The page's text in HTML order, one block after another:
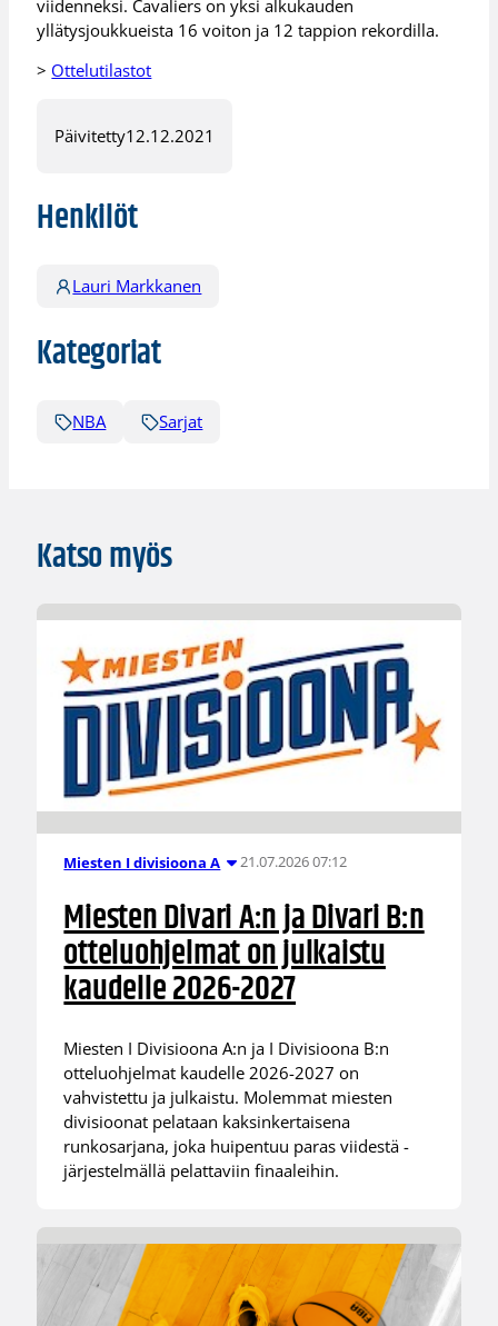
viidenneksi. Cavaliers on yksi alkukauden
yllätysjoukkueista 16 voiton ja 12 tappion rekordilla.
> Ottelutilastot
Päivitetty12.12.2021
Henkilöt
Lauri Markkanen
Kategoriat
NBA Sarjat
Katso myös
Miesten I divisioona A 21.07.2026 07:12
Miesten Divari A:n ja Divari B:n
otteluohjelmat on julkaistu
kaudelle 2026-2027
Miesten I Divisioona A:n ja I Divisioona B:n
otteluohjelmat kaudelle 2026-2027 on
vahvistettu ja julkaistu. Molemmat miesten
divisioonat pelataan kaksinkertaisena
runkosarjana, joka huipentuu paras viidestä -
järjestelmällä pelattaviin finaaleihin.